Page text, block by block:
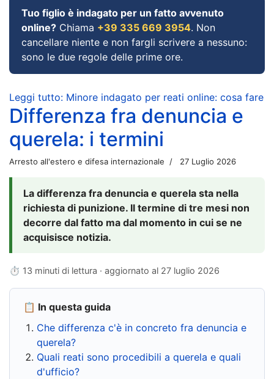
Tuo figlio è indagato per un fatto avvenuto
online? Chiama +39 335 669 3954. Non
cancellare niente e non fargli scrivere a nessuno:
sono le due regole delle prime ore.
Leggi tutto: Minore indagato per reati online: cosa fare
Differenza fra denuncia e
querela: i termini
Arresto all'estero e difesa internazionale 27 Luglio 2026
La differenza fra denuncia e querela sta nella
richiesta di punizione. Il termine di tre mesi non
decorre dal fatto ma dal momento in cui se ne
acquisisce notizia.
⏱ 13 minuti di lettura · aggiornato al 27 luglio 2026
📋 In questa guida
Che differenza c'è in concreto fra denuncia e
querela?
Quali reati sono procedibili a querela e quali
d'ufficio?